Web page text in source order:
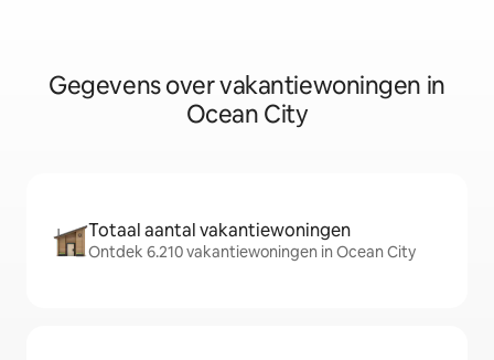
Gegevens over vakantiewoningen in
Ocean City
Totaal aantal vakantiewoningen
Ontdek 6.210 vakantiewoningen in Ocean City